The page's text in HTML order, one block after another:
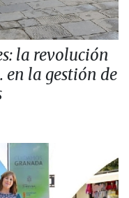
la revolución
en la gestión de